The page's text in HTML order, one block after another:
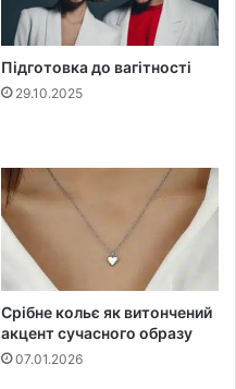
Підготовка до вагітності
29.10.2025
Срібне кольє як витончений
акцент сучасного образу
07.01.2026